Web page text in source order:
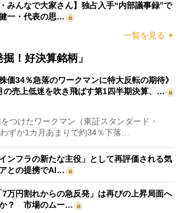
みんなで大家さん】独占入手“内部議事録”で
一・代表の思…
一覧を見る
！好決算銘柄」
株価34％急落のワークマンに特大反転の期待》
の売上低迷を吹き飛ばす第1四半期決算、…
つけたワークマン（東証スタンダード・
ずか1カ月あまりで約34％下落…
ンフラの新たな主役」として再評価される気
との提携でAI…
7万円割れからの急反発」は再びの上昇局面へ
か？ 市場のムー…